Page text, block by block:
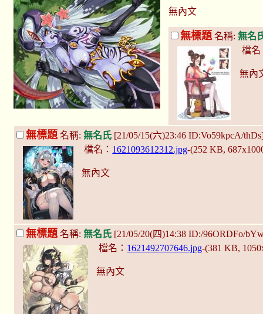
無內文
無標題 名稱:無名
檔名
無內
無標題 名稱: 無名氏 [21/05/15(六)23:46 ID:Vo59kpcA/
檔名： 1621093612312.jpg-(252 KB,
無內文
無標題名稱: 無名氏 [21/05/20(四)14:38 ID:/96ORDFo/
檔名： 1621492707646.jpg-(381 KB,
無內文